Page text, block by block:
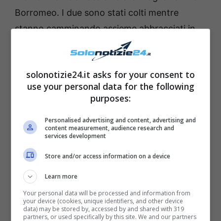
Borromeo. I due sono stati colti mentre
stanno camminando assieme abbracciati in
una nota strada dello shopping. Complici
anche nel vestiario, i due appaiono sereni e
rilassati. Lo scatto è apparso recentemente
sulla rivista “Chi”.
Lavinia Borromeo indossa una camicia
celeste leggermente aperta che tiene infilata
in vita in un bel paio di pantaloni rosa dal
taglio dritto che le slanciano la linea. In vita
porta una sottile cintola rossa mentre a
completare il tutto indossa un cappotto
avvitato in vita a maniche lunghe color
solonotizie24.it asks for your consent to
use your personal data for the following
purposes:
Personalised advertising and content, advertising and
content measurement, audience research and
services development
Store and/or access information on a device
Learn more
Your personal data will be processed and information from
your device (cookies, unique identifiers, and other device
data) may be stored by, accessed by and shared with 319
partners, or used specifically by this site. We and our partners